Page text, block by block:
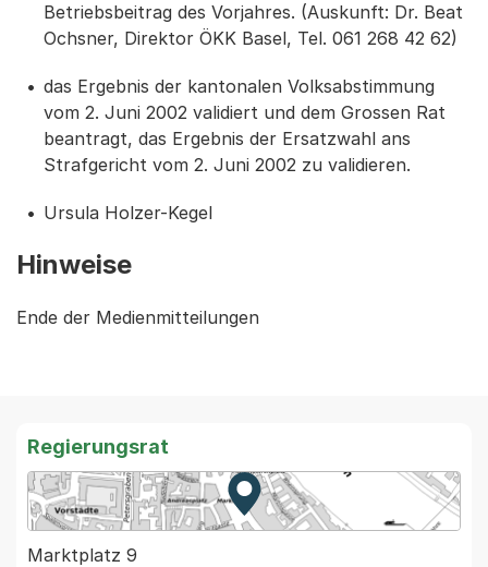
Betriebsbeitrag des Vorjahres. (Auskunft: Dr. Beat
Ochsner, Direktor ÖKK Basel, Tel. 061 268 42 62)
das Ergebnis der kantonalen Volksabstimmung
vom 2. Juni 2002 validiert und dem Grossen Rat
beantragt, das Ergebnis der Ersatzwahl ans
Strafgericht vom 2. Juni 2002 zu validieren.
Ursula Holzer-Kegel
Hinweise
Ende der Medienmitteilungen
Regierungsrat
Zur Karte von MapBS.
Externer Link, wird in einem
Marktplatz 9